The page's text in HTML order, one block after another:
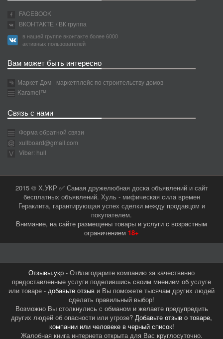
FACEBOOK
ВКОНТАКТЕ / ВК группа
в нашей группе вконтакте более 6000
активных пользователей
Вам может быть интересно
Маркет Дом - маркетплейс по строительству домов
Karamel™
Связь с нами
Форма обратной связи
xullboard@gmail.com
Viber: hull
2015 © Х.УКР ✅ Самая дружелюбная доска объявлений и сайт
бесплатных объявлений. Хуль - мифическая сила времен
Гераклита, гарантирующая успех сделки между продавцом и
покупателем.
Внимание, на сайте размещены товары и услуги с возрастным
ограничением 18+
Отзывы.укр - Отблагодарите компанию за качественно
предоставленные услуги поделившись своим мнением об услуге
или товаре - добавьте отзыв и Вы поможете тысячам других людей
сделать правильный выбор!
Возможно Вы столкнулись с обманом и желаете предупредить
других людей об опасности или угрозе? Добавьте отзыв о товаре,
компании или человеке в черный список!
Жалобная книга интернета открыта для Вас круглосуточно.